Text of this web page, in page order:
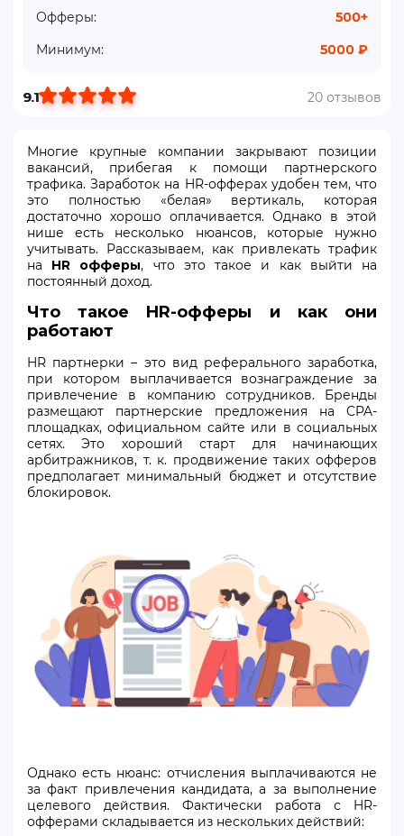
Офферы:
500+
Минимум:
5000 ₽
9.1 20 отзывов
Многие крупные компании закрывают позиции
вакансий, прибегая к помощи партнерского
трафика. Заработок на HR-офферах удобен тем, что
это полностью «белая» вертикаль, которая
достаточно хорошо оплачивается. Однако в этой
нише есть несколько нюансов, которые нужно
учитывать. Рассказываем, как привлекать трафик
на HR офферы, что это такое и как выйти на
постоянный доход.
Что такое HR-офферы и как они
работают
HR партнерки – это вид реферального заработка,
при котором выплачивается вознаграждение за
привлечение в компанию сотрудников. Бренды
размещают партнерские предложения на CPA-
площадках, официальном сайте или в социальных
сетях. Это хороший старт для начинающих
арбитражников, т. к. продвижение таких офферов
предполагает минимальный бюджет и отсутствие
блокировок.
Однако есть нюанс: отчисления выплачиваются не
за факт привлечения кандидата, а за выполнение
целевого действия. Фактически работа с HR-
офферами складывается из нескольких действий: